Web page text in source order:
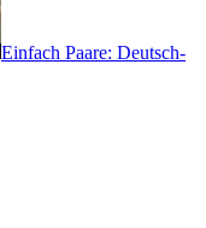
Einfach Paare: Deutsch-